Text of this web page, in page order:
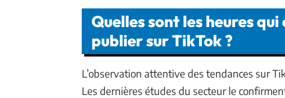
Quelles sont les heures
publier sur TikTok ?
L’observation attentive des tendances sur
Les dernières études du secteur le